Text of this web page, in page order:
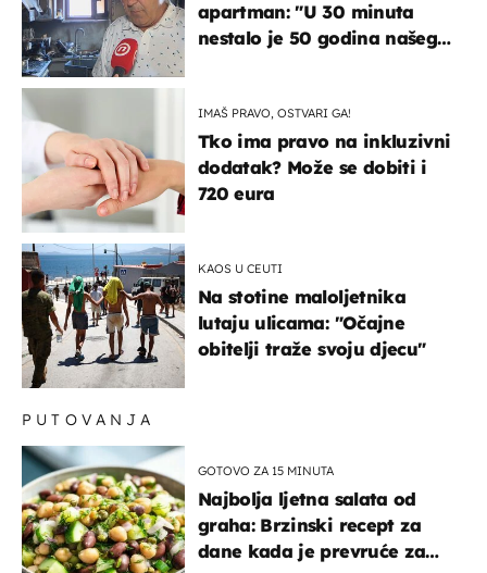
apartman: "U 30 minuta
nestalo je 50 godina našeg
IMAŠ PRAVO, OSTVARI GA!
Tko ima pravo na inkluzivni
dodatak? Može se dobiti i
720 eura
KAOS U CEUTI
Na stotine maloljetnika
lutaju ulicama: "Očajne
obitelji traže svoju djecu"
PUTOVANJA
GOTOVO ZA 15 MINUTA
Najbolja ljetna salata od
graha: Brzinski recept za
dane kada je prevruće za